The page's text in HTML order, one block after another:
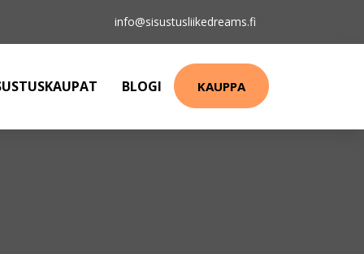
info@sisustusliikedreams.fi
BLOGI KAUPPA